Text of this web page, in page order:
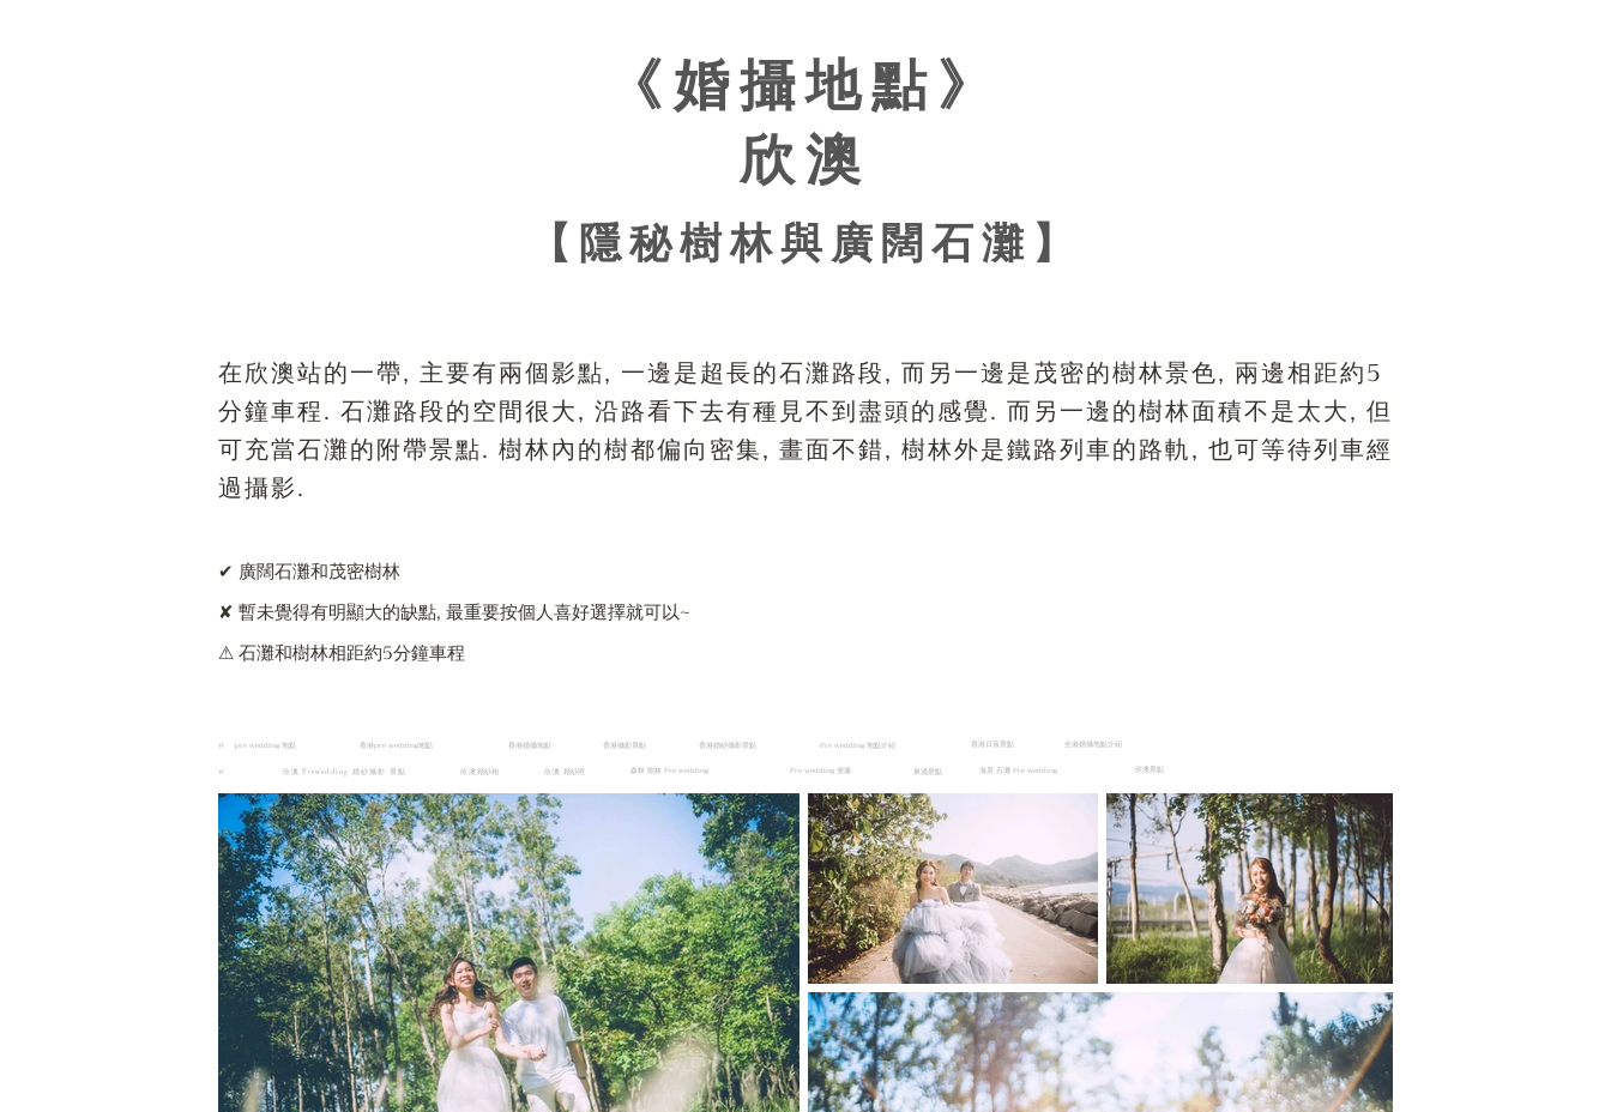
《婚攝地點》
欣澳
【​隱秘樹林與廣闊石灘】
在欣澳站的一帶, 主要有兩個影點, 一邊是超長的石灘路段, 而另一邊是茂密的樹林景色, 兩邊相距約5
分鐘車程. 石灘路段的空間很大, 沿路看下去有種見不到盡頭的感覺. 而另一邊的樹林面積不是太大, 但
可充當石灘的附帶景點. 樹林內的樹都偏向密集, 畫面不錯, 樹林外是鐵路列車的路軌, 也可等待列車經
過攝影.
✔ 廣闊石灘和茂密樹林
✘ 暫未覺得有明顯大的缺點, 最重要按個人喜好選擇就可以~
⚠ 石灘和樹林相距約5分鐘車程
# pre wedding 地點 香港pre wedding地點 香港婚攝地點 香港攝影景點 香港婚紗攝影景點 全港婚攝地點介紹
Pre wedding 地點介紹 香港日落景點
# 欣澳 Prewedding 婚紗攝影 景點 欣澳婚紗相 欣澳 婚紗照 森林 樹林 Pre wedding Pre wedding 便服 東涌景點 ​海景 石灘 Pre wedding 欣澳景點